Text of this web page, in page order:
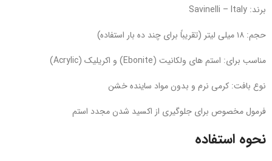
برند: Savinelli – Italy
حجم: ۱۸ میلی‌ لیتر (تقریباً برای چند ده بار استفاده)
مناسب برای: استم‌ های ولکانیت (Ebonite) و اکریلیک (Acrylic)
نوع بافت: کرمی نرم و بدون مواد ساینده خشن
فرمول مخصوص برای جلوگیری از اکسید شدن مجدد استم
نحوه استفاده